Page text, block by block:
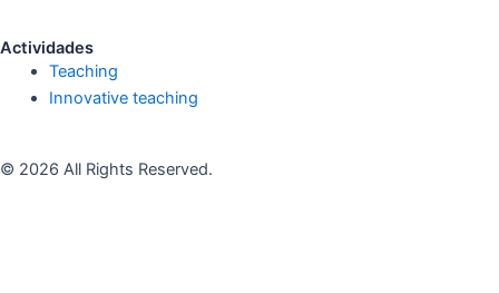
Actividades
Teaching
Innovative teaching
© 2026 All Rights Reserved.